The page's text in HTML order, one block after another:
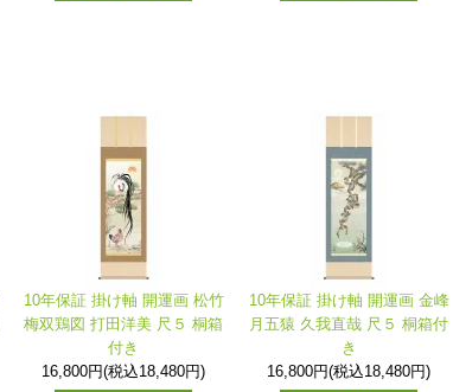
10年保証 掛け軸 開運画 松竹
梅双鶏図 打田洋美 尺５ 桐箱
付き
16,800円(税込18,480円)
10年保証 掛け軸 開運画 金峰
月五猿 久我直哉 尺５ 桐箱付
き
16,800円(税込18,480円)